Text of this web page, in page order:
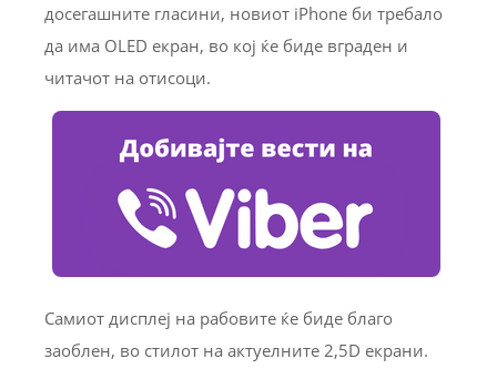
досегашните гласини, новиот iPhone би требало
да има OLED екран, во кој ќе биде вграден и
читачот на отисоци.
Самиот дисплеј на рабовите ќе биде благо
заоблен, во стилот на актуелните 2,5D екрани.